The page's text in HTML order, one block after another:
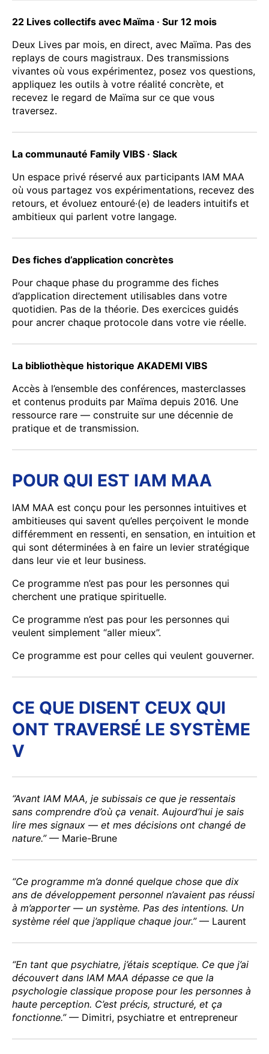
22 Lives collectifs avec Maïma · Sur 12 mois
Deux Lives par mois, en direct, avec Maïma. Pas des
replays de cours magistraux. Des transmissions
vivantes où vous expérimentez, posez vos questions,
appliquez les outils à votre réalité concrète, et
recevez le regard de Maïma sur ce que vous
traversez.
La communauté Family VIBS · Slack
Un espace privé réservé aux participants IAM MAA
où vous partagez vos expérimentations, recevez des
retours, et évoluez entouré·(e) de leaders intuitifs et
ambitieux qui parlent votre langage.
Des fiches d’application concrètes
Pour chaque phase du programme des fiches
d’application directement utilisables dans votre
quotidien. Pas de la théorie. Des exercices guidés
pour ancrer chaque protocole dans votre vie réelle.
La bibliothèque historique AKADEMI VIBS
Accès à l’ensemble des conférences, masterclasses
et contenus produits par Maïma depuis 2016. Une
ressource rare — construite sur une décennie de
pratique et de transmission.
POUR QUI EST IAM MAA
IAM MAA est conçu pour les personnes intuitives et
ambitieuses qui savent qu’elles perçoivent le monde
différemment en ressenti, en sensation, en intuition et
qui sont déterminées à en faire un levier stratégique
dans leur vie et leur business.
Ce programme n’est pas pour les personnes qui
cherchent une pratique spirituelle.
Ce programme n’est pas pour les personnes qui
veulent simplement “aller mieux”.
Ce programme est pour celles qui veulent gouverner.
CE QUE DISENT CEUX QUI
ONT TRAVERSÉ LE SYSTÈME
V
“Avant IAM MAA, je subissais ce que je ressentais
sans comprendre d’où ça venait. Aujourd’hui je sais
lire mes signaux — et mes décisions ont changé de
nature.”— Marie-Brune
“Ce programme m’a donné quelque chose que dix
ans de développement personnel n’avaient pas réussi
à m’apporter — un système. Pas des intentions. Un
système réel que j’applique chaque jour.”— Laurent
“En tant que psychiatre, j’étais sceptique. Ce que j’ai
découvert dans IAM MAA dépasse ce que la
psychologie classique propose pour les personnes à
haute perception. C’est précis, structuré, et ça
fonctionne.”— Dimitri, psychiatre et entrepreneur